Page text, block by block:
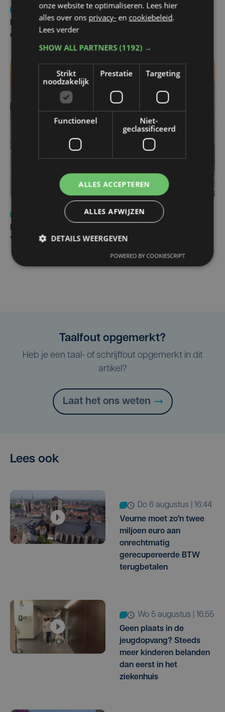
Nieuws
za 1 augustus | 22:36
Belgisch Solar Team met West-Vlamingen wint voor
eerst in VS
do 6 augustus | 10:49
Margot Vanpachtenbeke beklimt zeven keer de Mont
Ventoux
Taalfout opgemerkt?
Heb je een taal- of schrijffout opgemerkt in dit
artikel?
Laat het ons weten
Lees ook
do 6 augustus | 16:44
Veurne moet zo'n twee
miljoen euro aan
onrechtmatig
gerecupereerde BTW
terugbetalen
wo 5 augustus | 16:55
Geen plaats in de
jeugdopvang? Steeds
meer kinderen belanden
dan eerst in het
ziekenhuis
onze website te optimaliseren. Lees hier
alles over ons privacy- en cookiebeleid.
Lees verder
SHOW ALL PARTNERS(1192) →
Strikt
noodzakelijk
Prestatie Targeting
Functioneel
Niet-
geclassificeerd
ALLES ACCEPTEREN
ALLES AFWIJZEN
DETAILS WEERGEVEN
POWERED BY COOKIESCRIPT